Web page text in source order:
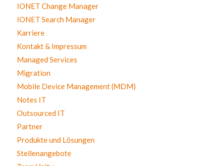
IONET Change Manager
IONET Search Manager
Karriere
Kontakt & Impressum
Managed Services
Migration
Mobile Device Management (MDM)
Notes IT
Outsourced IT
Partner
Produkte und Lösungen
Stellenangebote